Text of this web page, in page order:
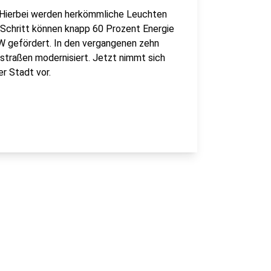
werden herkömmliche Leuchten
können knapp 60 Prozent Energie
gefördert. In den vergangenen zehn
modernisiert. Jetzt nimmt sich
Stadt vor.